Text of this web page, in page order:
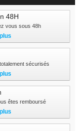
48H
vous sous 48h
sécurisés
êtes remboursé